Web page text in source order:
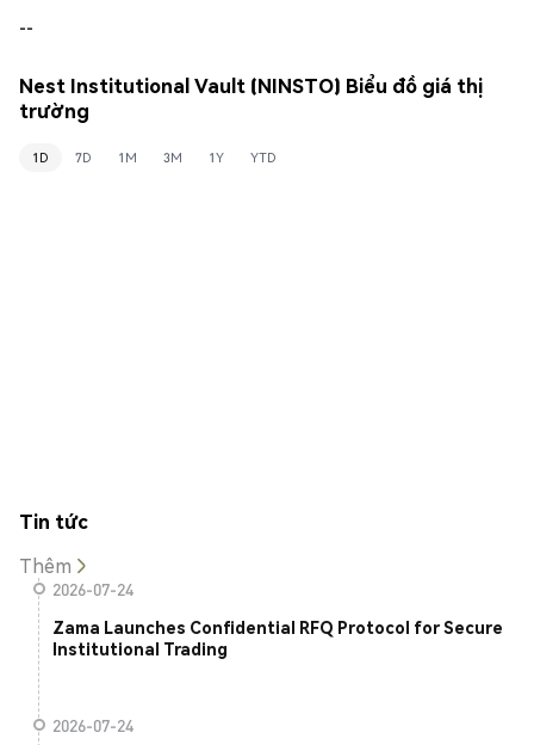
--
Nest Institutional Vault (NINSTO) Biểu đồ giá thị
trường
1D 7D 1M 3M 1Y YTD
Tin tức
Thêm
2026-07-24
Zama Launches Confidential RFQ Protocol for Secure
Institutional Trading
2026-07-24